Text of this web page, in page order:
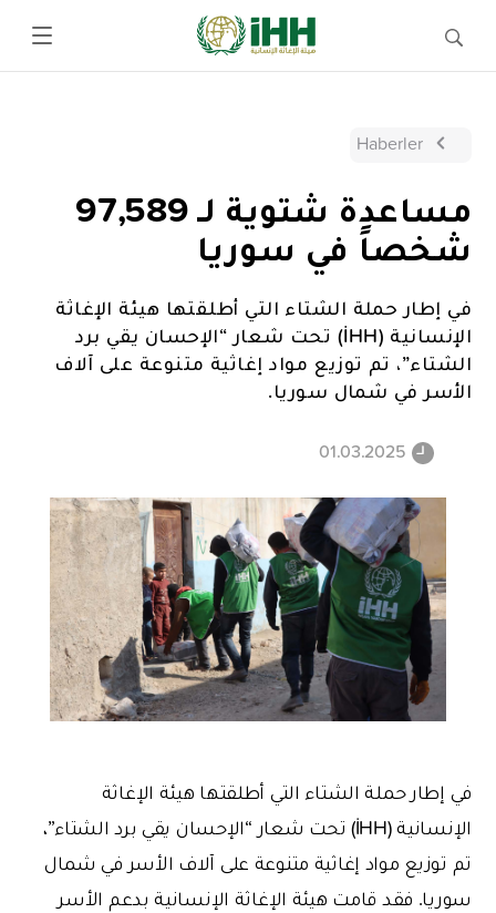
Haberler
مساعدة شتوية لـ 97,589
شخصاً في سوريا
في إطار حملة الشتاء التي أطلقتها هيئة الإغاثة
الإنسانية (İHH) تحت شعار “الإحسان يقي برد
الشتاء”، تم توزيع مواد إغاثية متنوعة على آلاف
الأسر في شمال سوريا.
01.03.2025
في إطار حملة الشتاء التي أطلقتها هيئة الإغاثة
الإنسانية (İHH) تحت شعار “الإحسان يقي برد الشتاء”،
تم توزيع مواد إغاثية متنوعة على آلاف الأسر في شمال
سوريا. فقد قامت هيئة الإغاثة الإنسانية بدعم الأسر